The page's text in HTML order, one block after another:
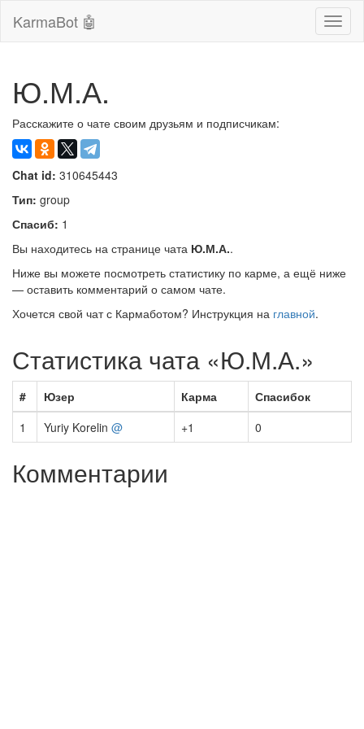
KarmaBot 🤖
Ю.М.А.
Расскажите о чате своим друзьям и подписчикам:
Chat id: 310645443
Тип: group
Спасиб: 1
Вы находитесь на странице чата Ю.М.А..
Ниже вы можете посмотреть статистику по карме, а ещё ниже
— оставить комментарий о самом чате.
Хочется свой чат с Кармаботом? Инструкция на главной.
Статистика чата «Ю.М.А.»
# Юзер Карма
Спасибок
1
Yuriy Korelin @ +1 0
Комментарии